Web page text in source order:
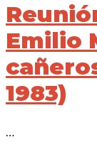
Emilio
1983)
…